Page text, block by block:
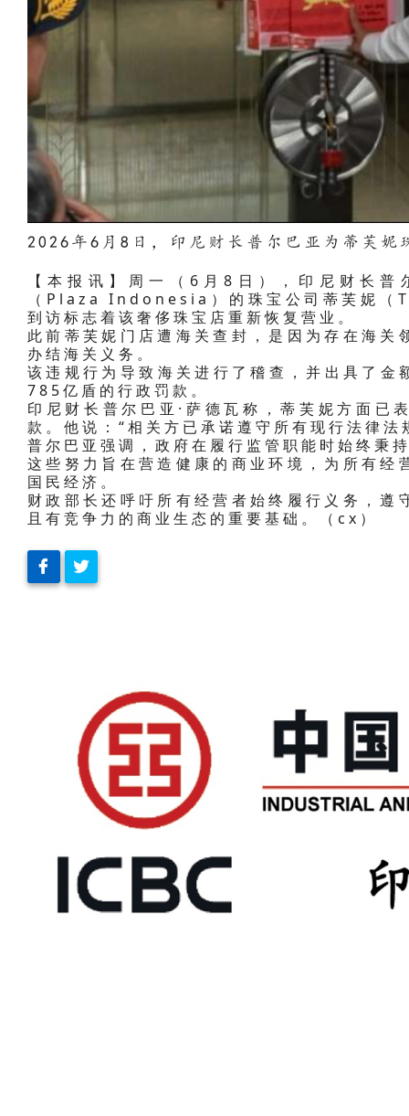
2026年6月8日，印尼财长普尔巴亚为蒂芙妮
【本报讯】周一（6月8日），印尼财长
（Plaza Indonesia）的珠宝公司蒂芙妮
到访标志着该奢侈珠宝店重新恢复营业。
此前蒂芙妮门店遭海关查封，是因为存在海
办结海关义务。
该违规行为导致海关进行了稽查，并出具了
785亿盾的行政罚款。
印尼财长普尔巴亚·萨德瓦称，蒂芙妮方面已
款。他说：“相关方已承诺遵守所有现行法律法
普尔巴亚强调，政府在履行监管职能时始终秉
这些努力旨在营造健康的商业环境，为所有
国民经济。
财政部长还呼吁所有经营者始终履行义务，
且有竞争力的商业生态的重要基础。（cx）